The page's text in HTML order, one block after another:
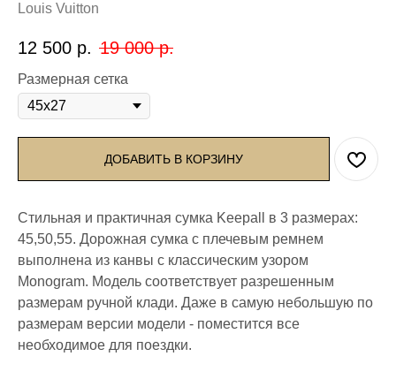
Louis Vuitton
12 500 р. 19 000 р.
Размерная сетка
ДОБАВИТЬ В КОРЗИНУ
Стильная и практичная сумка Keepall в 3 размерах:
45,50,55. Дорожная сумка с плечевым ремнем
выполнена из канвы с классическим узором
Monogram. Модель соответствует разрешенным
размерам ручной клади. Даже в самую небольшую по
размерам версии модели - поместится все
необходимое для поездки.